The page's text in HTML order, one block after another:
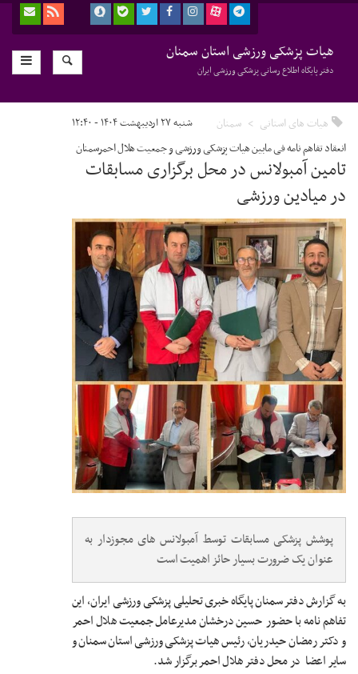
هیات پزشکی ورزشی استان سمنان
دفتر پایگاه اطلاع رسانی پزشکی ورزشی ایران
هیات های استانی سمنان شنبه ۲۷ اردیبهشت ۱۴۰۴ - ۱۲:۴۰
انعقاد تفاهم نامه فی مابین هیات پزشکی ورزشی و جمعیت هلال احمرسمنان
تامین آمبولانس در محل برگزاری مسابقات
در میادین ورزشی
پوشش پزشکی مسابقات توسط آمبولانس های مجوزدار به
عنوان یک ضرورت بسیار حائز اهمیت است
به گزارش دفتر سمنان پایگاه خبری تحلیلی پزشکی ورزشی ایران، این
تفاهم نامه با حضور حسین درخشان مدیرعامل جمعیت هلال احمر
و دکتر رمضان حیدریان، رئیس هیات پزشکی ورزشی استان سمنان و
سایر اعضا در محل دفتر هلال احمر برگزار شد.